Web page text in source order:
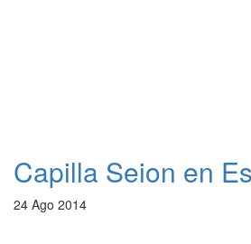
Capilla Seion en
24 Ago 2014